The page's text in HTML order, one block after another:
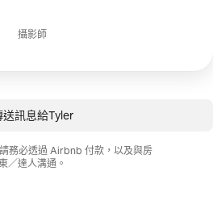
攝影師
送訊息給Tyler
務必透過 Airbnb 付款，以及與房
／達人溝通。